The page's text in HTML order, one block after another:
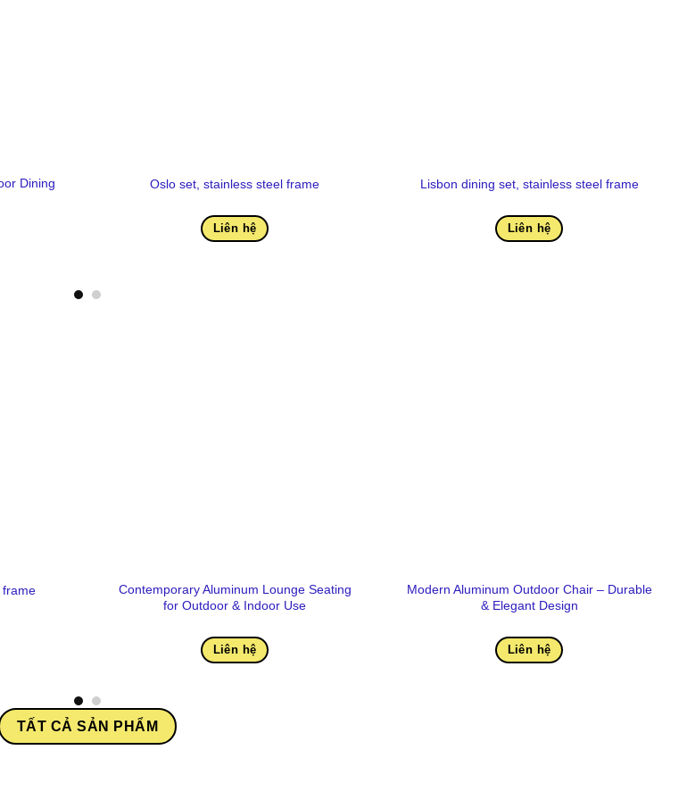
Dining
Oslo set, stainless steel frame
Liên hệ
Lisbon dining set, stainless steel frame
Liên hệ
frame
Contemporary Aluminum Lounge Seating
for Outdoor & Indoor Use
Liên hệ
Modern Aluminum Outdoor Chair – Durable
& Elegant Design
Liên hệ
TẤT CẢ SẢN PHẨM